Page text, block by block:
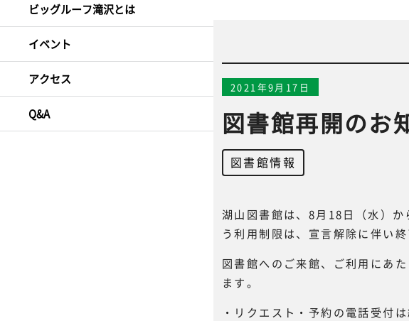
ビッグルーフ滝沢とは
イベント
アクセス
Q&A
2021年9月17日
図書館再開のお
図書館情報
湖山図書館は、8月18日（水）
う利用制限は、宣言解除に伴い
図書館へのご来館、ご利用にあ
ます。
・リクエスト・予約の電話受付は